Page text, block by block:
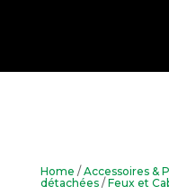
Home / Accessoires &
détachées/ Feux et